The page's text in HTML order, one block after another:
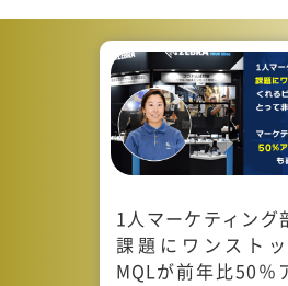
1人マーケティング
課題にワンスト
MQLが前年比50％